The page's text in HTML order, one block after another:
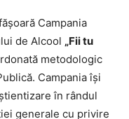
Campania
de Alcool „Fii tu
metodologic
Campania își
în rândul
generale cu privire